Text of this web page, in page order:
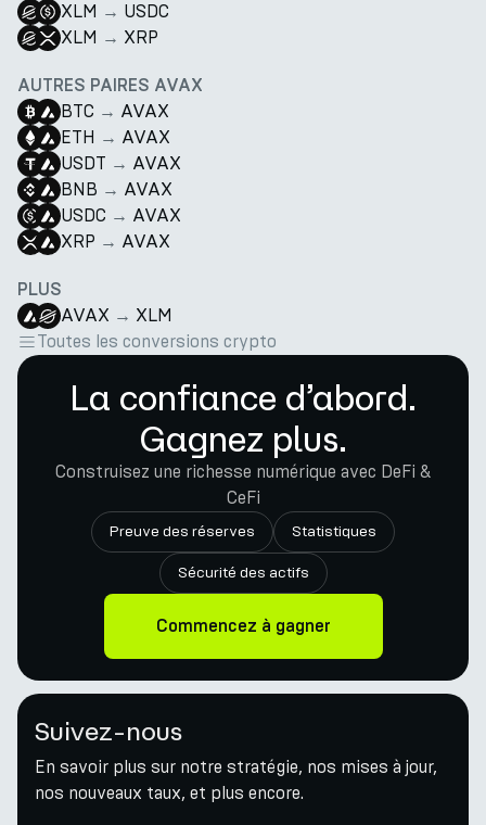
XLM → USDC
XLM → XRP
AUTRES PAIRES AVAX
BTC → AVAX
ETH → AVAX
USDT → AVAX
BNB → AVAX
USDC → AVAX
XRP → AVAX
PLUS
AVAX → XLM
Toutes les conversions crypto
La confiance d’abord.
Gagnez plus.
Construisez une richesse numérique avec DeFi &
CeFi
Preuve des réserves Statistiques
Sécurité des actifs
Commencez à gagner
Suivez-nous
En savoir plus sur notre stratégie, nos mises à jour,
nos nouveaux taux, et plus encore.